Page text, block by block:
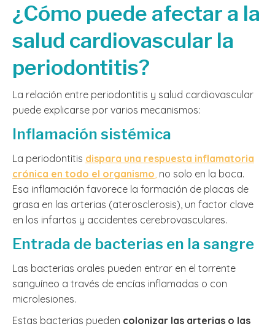
¿Cómo puede afectar a la
salud cardiovascular la
periodontitis?
La relación entre periodontitis y salud cardiovascular
puede explicarse por varios mecanismos:
Inflamación sistémica
La periodontitis dispara una respuesta inflamatoria
crónica en todo el organismo, no solo en la boca.
Esa inflamación favorece la formación de placas de
grasa en las arterias (aterosclerosis), un factor clave
en los infartos y accidentes cerebrovasculares.
Entrada de bacterias en la sangre
Las bacterias orales pueden entrar en el torrente
sanguíneo a través de encías inflamadas o con
microlesiones.
Estas bacterias pueden colonizar las arterias o las